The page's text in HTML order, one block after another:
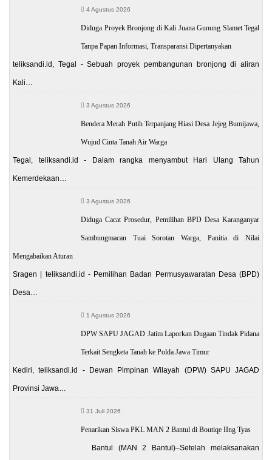
4 Agustus 2026
Diduga Proyek Bronjong di Kali Juana Gunung Slamet Tegal
Tanpa Papan Informasi, Transparansi Dipertanyakan
teliksandi.id, Tegal - Sebuah proyek pembangunan bronjong di aliran
Kali…
3 Agustus 2026
Bendera Merah Putih Terpanjang Hiasi Desa Jejeg Bumijawa,
Wujud Cinta Tanah Air Warga
Tegal, teliksandi.id - Dalam rangka menyambut Hari Ulang Tahun
Kemerdekaan…
3 Agustus 2026
Diduga Cacat Prosedur, Pemilihan BPD Desa Karanganyar
Sambungmacan Tuai Sorotan Warga, Panitia di Nilai
Mengabaikan Aturan
Sragen | teliksandi.id - Pemilihan Badan Permusyawaratan Desa (BPD)
Desa…
1 Agustus 2026
DPW SAPU JAGAD Jatim Laporkan Dugaan Tindak Pidana
Terkait Sengketa Tanah ke Polda Jawa Timur
Kediri, teliksandi.id - Dewan Pimpinan Wilayah (DPW) SAPU JAGAD
Provinsi Jawa…
31 Juli 2026
Penarikan Siswa PKL MAN 2 Bantul di Boutiqe IIng Tyas
Bantul (MAN 2 Bantul)–Setelah melaksanakan